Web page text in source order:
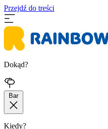
Przejdź do treści
Dokąd?
Bar
Kiedy?